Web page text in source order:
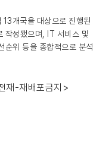
개국을 대상으로 진행된
작성됐으며, IT 서비스 및
순위 등을 종합적으로 분석
재-재배포금지>